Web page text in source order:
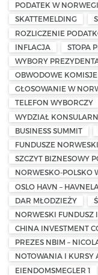
PODATEK W
SKATTEMELDING
ROZLICZENIE
INFLACJA
STOPA
WYBORY
OBWODOWE
GŁOSOWANIE W
TELEFON WYBORCZY
WYDZIAŁ
BUSINESS SUMMIT
FUNDUSZE
SZCZYT BIZNESOWY
NORWESKO-POLSKO
OSLO HAVN –
DAR MŁODZIEŻY
NORWESKI FUNDUSZ
CHINA INVESTMENT
PREZES NBIM –
NOTOWANIA I KURSY
EIENDOMSMEGLER 1